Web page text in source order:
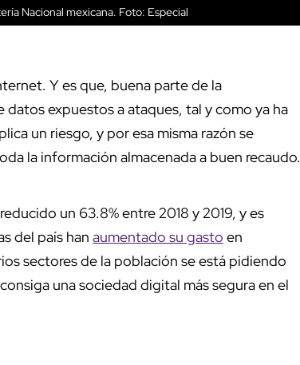
Nacional mexicana. Foto: Especial
Y es que, buena parte de la
expuestos a ataques, tal y como ya ha
un riesgo, y por esa misma razón se
la información almacenada a buen recaudo.
un 63.8% entre 2018 y 2019, y es
del país han aumentado su gasto en
sectores de la población se está pidiendo
una sociedad digital más segura en el